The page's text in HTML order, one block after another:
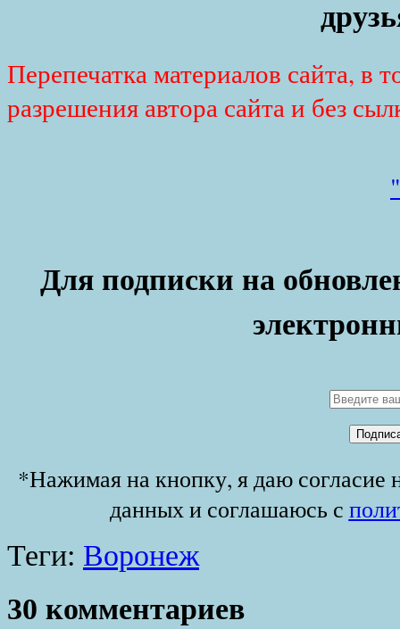
Перепечатка материалов сайта, в
разрешения автора сайта и без
Для подписки на
*Нажимая на кнопку, я даю согласие
данных и соглашаюсь с
Теги: Воронеж
30 комментариев